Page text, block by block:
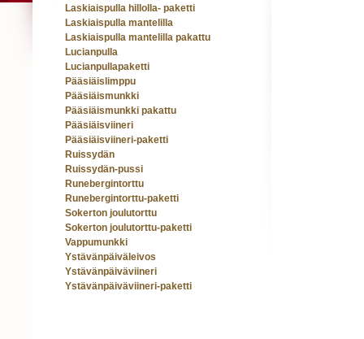
Laskiaispulla hillolla- paketti
Laskiaispulla mantelilla
Laskiaispulla mantelilla pakattu
Lucianpulla
Lucianpullapaketti
Pääsiäislimppu
Pääsiäismunkki
Pääsiäismunkki pakattu
Pääsiäisviineri
Pääsiäisviineri-paketti
Ruissydän
Ruissydän-pussi
Runebergintorttu
Runebergintorttu-paketti
Sokerton joulutorttu
Sokerton joulutorttu-paketti
Vappumunkki
Ystävänpäiväleivos
Ystävänpäiväviineri
Ystävänpäiväviineri-paketti